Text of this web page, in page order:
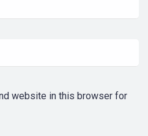
website in this browser for